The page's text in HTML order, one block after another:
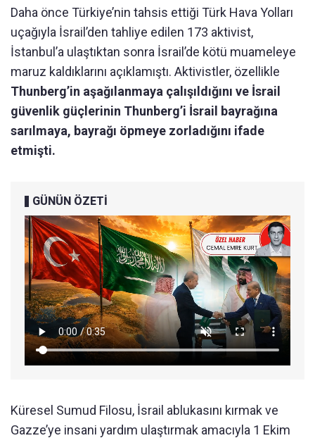
Daha önce Türkiye’nin tahsis ettiği Türk Hava Yolları
uçağıyla İsrail’den tahliye edilen 173 aktivist,
İstanbul’a ulaştıktan sonra İsrail’de kötü muameleye
maruz kaldıklarını açıklamıştı. Aktivistler, özellikle
Thunberg’in aşağılanmaya çalışıldığını ve İsrail
güvenlik güçlerinin Thunberg’i İsrail bayrağına
sarılmaya, bayrağı öpmeye zorladığını ifade
etmişti.
GÜNÜN ÖZETİ
Küresel Sumud Filosu, İsrail ablukasını kırmak ve
Gazze’ye insani yardım ulaştırmak amacıyla 1 Ekim